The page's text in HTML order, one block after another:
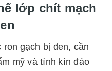
lớp chít mạch
gạch bị đen, cần
mỹ và tính kín đáo